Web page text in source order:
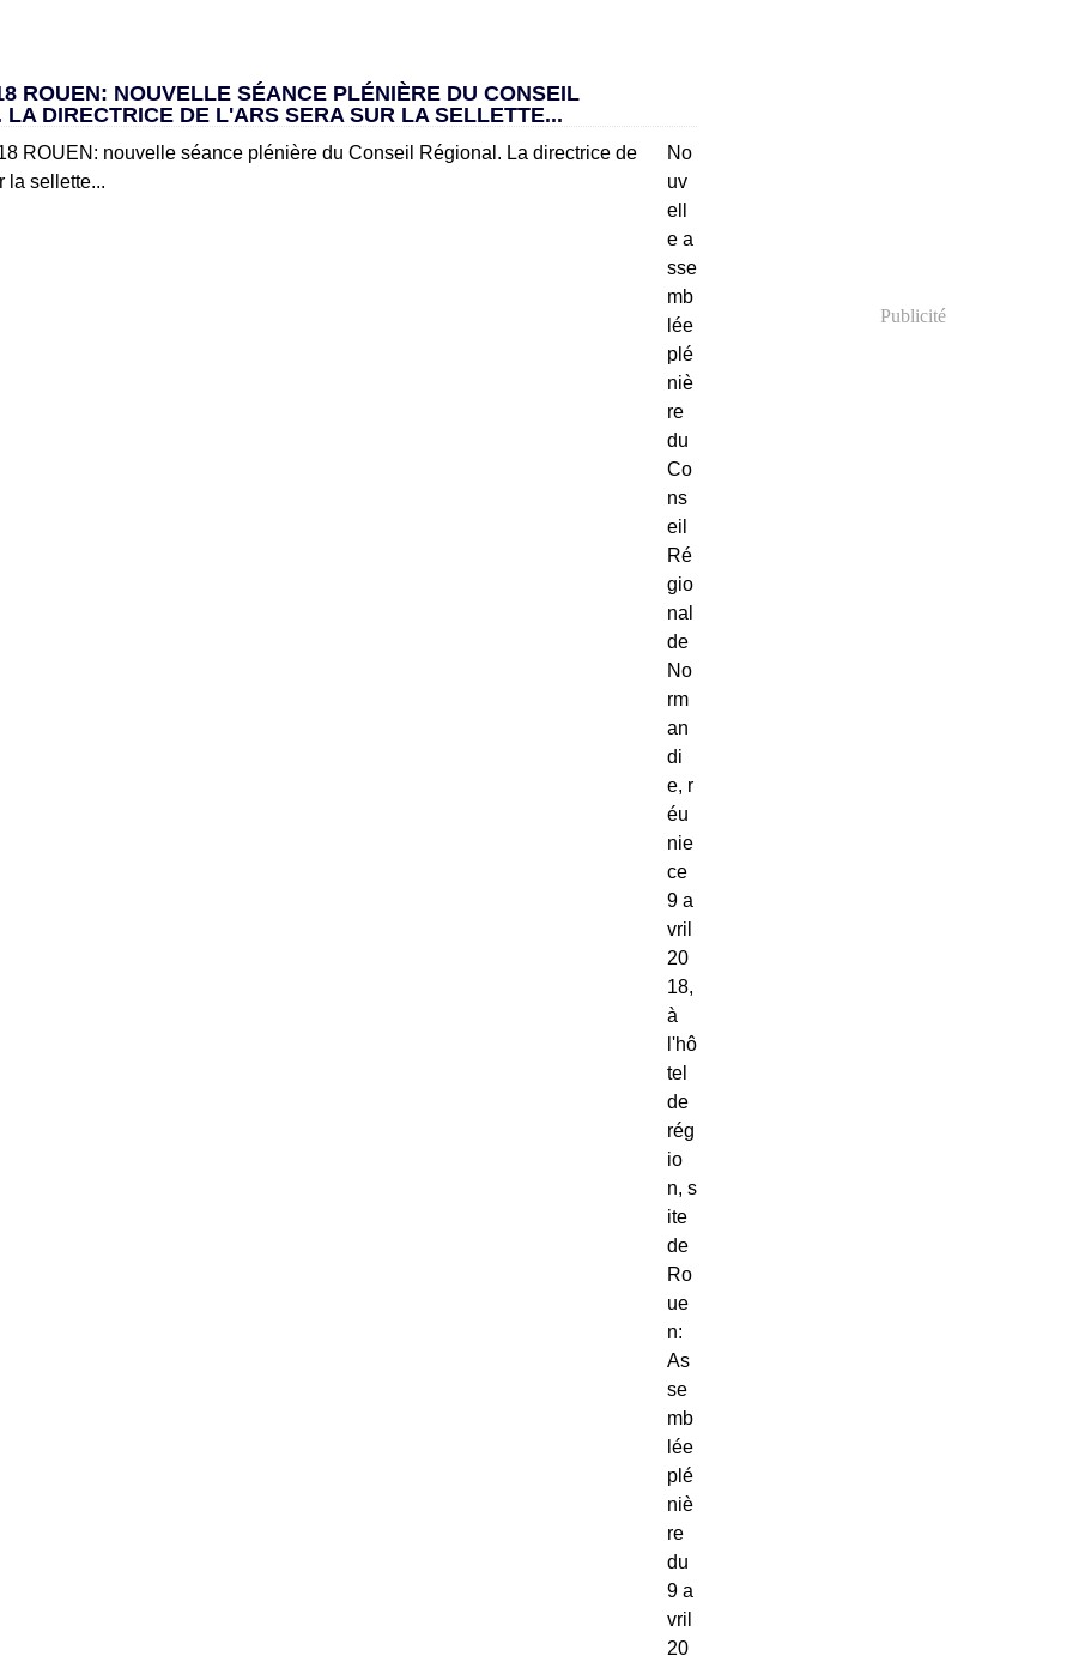
ROUEN: NOUVELLE SÉANCE PLÉNIÈRE DU CONSEIL
LA DIRECTRICE DE L'ARS SERA SUR LA SELLETTE...
No
uv
ell
e a
sse
mb
lée
plé
niè
re
du
Co
ns
eil
Ré
gio
nal
de
No
rm
an
di
e, r
éu
nie
ce
9 a
vril
20
18,
à
l'hô
tel
de
rég
io
n, s
ite
de
Ro
ue
n:
As
se
mb
lée
plé
niè
re
du
9 a
vril
20
Publicité